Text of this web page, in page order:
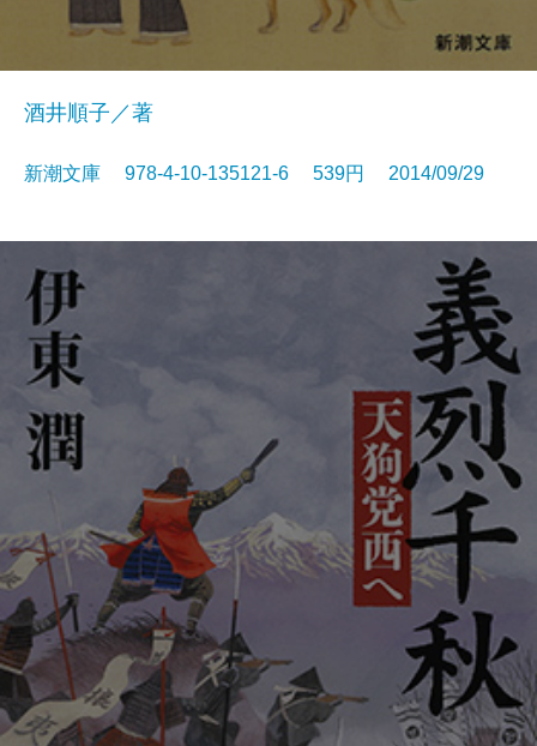
酒井順子／著
新潮文庫 978-4-10-135121-6 539円 2014/09/29